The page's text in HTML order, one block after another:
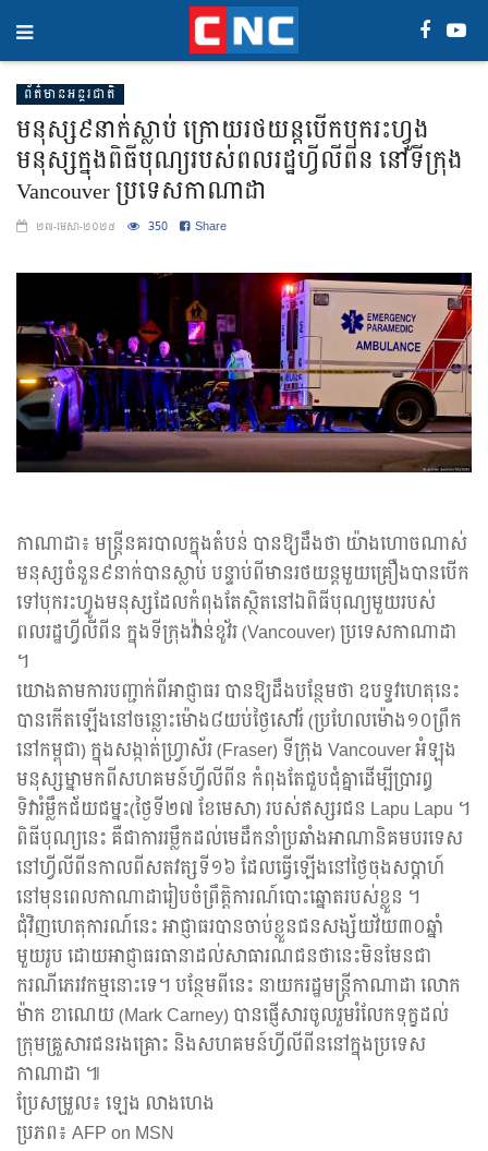
ព័ត៌មានអន្តរជាតិ
មនុស្ស៩នាក់ស្លាប់ ក្រោយរថយន្តបើកបុករះហ្វូង
មនុស្សក្នុងពិធីបុណ្យរបស់ពលរដ្ឋហ្វីលីពីន នៅទីក្រុង
Vancouver ប្រទេសកាណាដា
២៧-មេសា-២០២៥ 350 Share
កាណាដា៖ មន្ត្រីនគរបាលក្នុងតំបន់ បានឱ្យដឹងថា យ៉ាងហោចណាស់
មនុស្សចំនួន៩នាក់បានស្លាប់ បន្ទាប់ពីមានរថយន្តមួយគ្រឿងបានបើក
ទៅបុករះហ្វូងមនុស្សដែលកំពុងតែស្ថិតនៅឯពិធីបុណ្យមួយរបស់
ពលរដ្ឋហ្វីលីពីន ក្នុងទីក្រុងវ៉ាន់ខូវ័រ (Vancouver) ប្រទេសកាណាដា
។
យោងតាមការបញ្ជាក់ពីអាជ្ញាធរ បានឱ្យដឹងបន្ថែមថា ឧបទ្ទវហេតុនេះ
បានកើតឡើងនៅចន្លោះម៉ោង៨យប់ថ្ងៃសៅរ័ (ប្រហែលម៉ោង១០ព្រឹក
នៅកម្ពុជា) ក្នុងសង្កាត់ហ្វ្រាស័រ (Fraser) ទីក្រុង Vancouver អំឡុង
មនុស្សម្នាមកពីសហគមន៍ហ្វីលីពីន កំពុងតែជួបជុំគ្នាដើម្បីប្រារព្ធ
ទិវារំម្លឹកជ័យជម្នះ(ថ្ងៃទី២៧ ខែមេសា) របស់ឥស្សរជន Lapu Lapu ។
ពិធីបុណ្យនេះ គឺជាការរម្លឹកដល់មេដឹកនាំប្រឆាំងអាណានិគមបរទេស
នៅហ្វីលីពីនកាលពីសតវត្សទី១៦ ដែលធ្វើឡើងនៅថ្ងៃចុងសប្ដាហ៍
នៅមុនពេលកាណាដារៀបចំព្រឹត្តិការណ៍បោះឆ្នោតរបស់ខ្លួន ។
ជុំវិញហេតុការណ៍នេះ អាជ្ញាធរបានចាប់ខ្លួនជនសង្ស័យវ័យ៣០ឆ្នាំ
មួយរូប ដោយអាជ្ញាធរធានាដល់សាធារណជនថានេះមិនមែនជា
ករណីភេរវកម្មនោះទេ។ បន្ថែមពីនេះ នាយករដ្ឋមន្ត្រីកាណាដា លោក
ម៉ាក ខាណេយ (Mark Carney) បានផ្ញើសារចូលរួមរំលែកទុក្ខដល់
ក្រុមគ្រួសារជនរងគ្រោះ និងសហគមន៍ហ្វីលីពីននៅក្នុងប្រទេស
កាណាដា ៕
ប្រែសម្រួល៖ ឡេង លាងហេង
ប្រភព៖ AFP on MSN